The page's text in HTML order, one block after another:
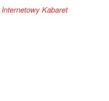
Internetowy Kabaret